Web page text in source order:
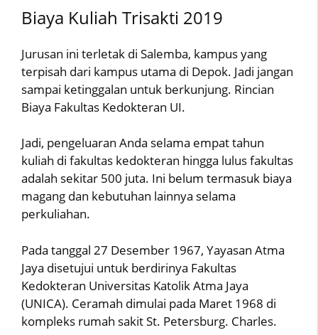
Biaya Kuliah Trisakti 2019
Jurusan ini terletak di Salemba, kampus yang
terpisah dari kampus utama di Depok. Jadi jangan
sampai ketinggalan untuk berkunjung. Rincian
Biaya Fakultas Kedokteran UI.
Jadi, pengeluaran Anda selama empat tahun
kuliah di fakultas kedokteran hingga lulus fakultas
adalah sekitar 500 juta. Ini belum termasuk biaya
magang dan kebutuhan lainnya selama
perkuliahan.
Pada tanggal 27 Desember 1967, Yayasan Atma
Jaya disetujui untuk berdirinya Fakultas
Kedokteran Universitas Katolik Atma Jaya
(UNICA). Ceramah dimulai pada Maret 1968 di
kompleks rumah sakit St. Petersburg. Charles.